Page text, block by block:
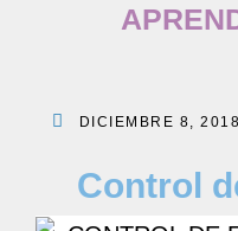
DICIEMBRE 8, 2018
Control